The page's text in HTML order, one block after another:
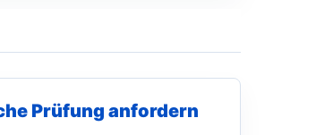
Prüfung anfordern